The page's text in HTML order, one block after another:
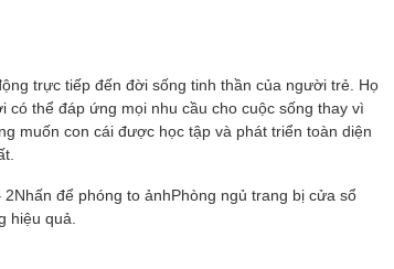
trực tiếp đến đời sống tinh thần của người trẻ. Họ
thể đáp ứng mọi nhu cầu cho cuộc sống thay vì
muốn con cái được học tập và phát triển toàn diện
để phóng to ảnhPhòng ngủ trang bị cửa sổ
hiệu quả.